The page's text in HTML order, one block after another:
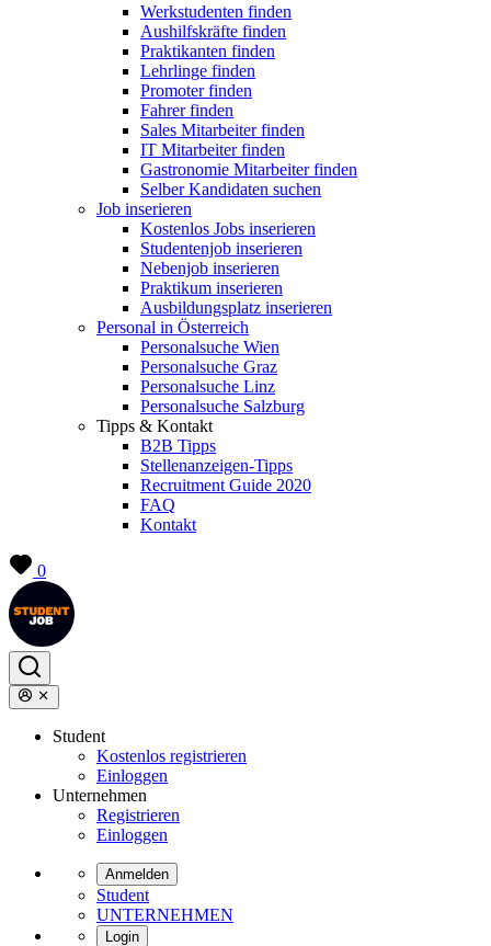
Werkstudenten finden
Aushilfskräfte finden
Praktikanten finden
Lehrlinge finden
Promoter finden
Fahrer finden
Sales Mitarbeiter finden
IT Mitarbeiter finden
Gastronomie Mitarbeiter finden
Selber Kandidaten suchen
Job inserieren
Kostenlos Jobs inserieren
Studentenjob inserieren
Nebenjob inserieren
Praktikum inserieren
Ausbildungsplatz inserieren
Personal in Österreich
Personalsuche Wien
Personalsuche Graz
Personalsuche Linz
Personalsuche Salzburg
Tipps & Kontakt
B2B Tipps
Stellenanzeigen-Tipps
Recruitment Guide 2020
FAQ
Kontakt
0
Student
Kostenlos registrieren
Einloggen
Unternehmen
Registrieren
Einloggen
Anmelden
Student
UNTERNEHMEN
Login